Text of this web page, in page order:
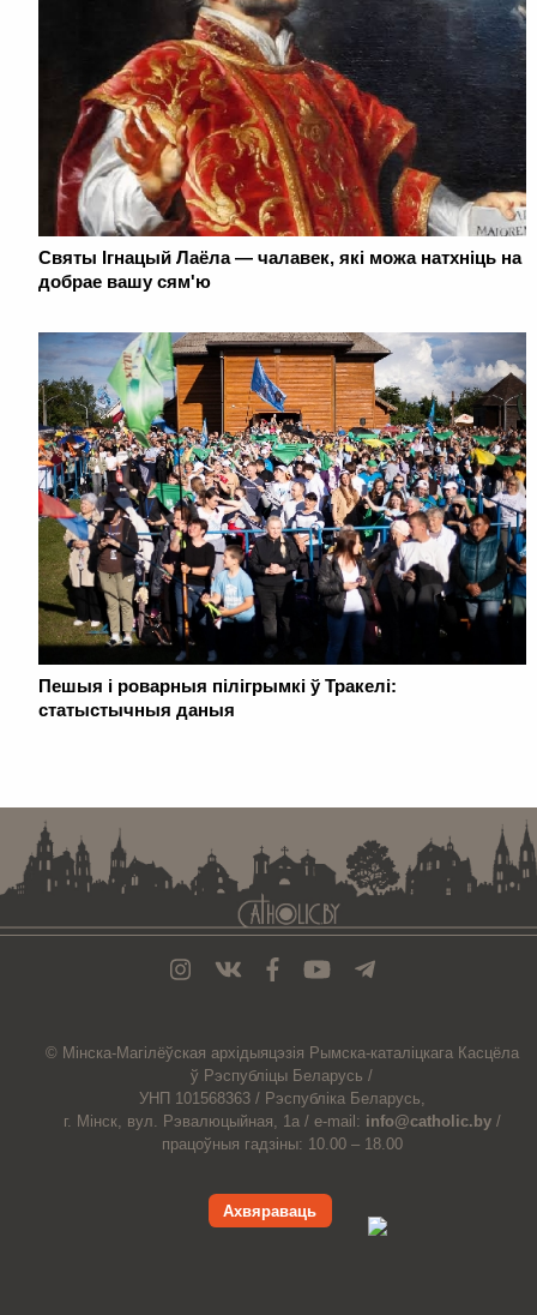
Святы Ігнацый Лаёла — чалавек, які можа натхніць на
добрае вашу сям'ю
Пешыя і роварныя пілігрымкі ў Тракелі:
статыстычныя даныя
© Мiнска-Магiлёўская архiдыяцэзiя Рымска-каталіцкага Касцёла
ў Рэспубліцы Беларусь /
УНП 101568363 / Рэспубліка Беларусь,
г. Мінск, вул. Рэвалюцыйная, 1а / e-mail: info@catholic.by /
працоўныя гадзіны: 10.00 – 18.00
Ахвяраваць